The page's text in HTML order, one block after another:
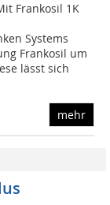
Frankosil 1K
Systems
Frankosil um
lässt sich
mehr